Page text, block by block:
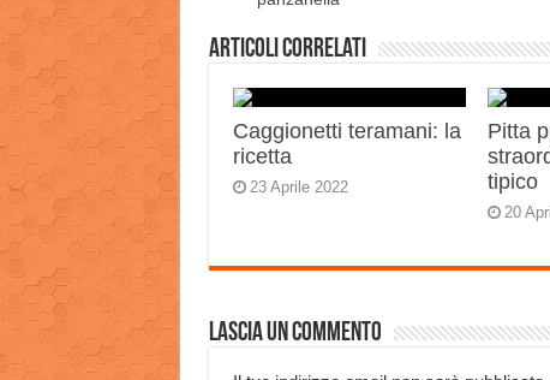
Articoli correlati
Caggionetti teramani: la
ricetta
23 Aprile 2022
Pitta
tipico
20
Lascia un commento